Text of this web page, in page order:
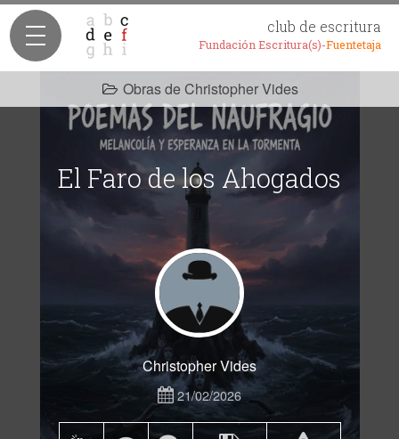
club de escritura
Fundación Escritura(s)-Fuentetaja
Obras de Christopher Vides
El Faro de los Ahogados
Christopher Vides
21/02/2026